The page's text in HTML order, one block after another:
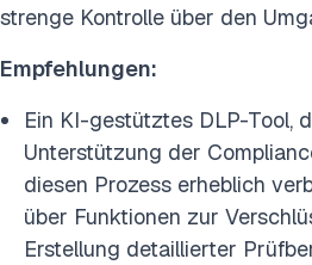
strenge Kontrolle über den
Empfehlungen:
Ein KI-gestütztes DLP-Tool,
Unterstützung der
diesen Prozess erheblich
über Funktionen zur
Erstellung detaillierter